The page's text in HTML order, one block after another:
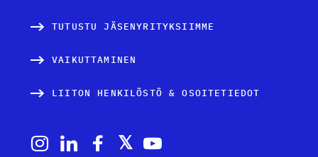
TUTUSTU JÄSENYRITYKSIIMME
VAIKUTTAMINEN
LIITON HENKILÖSTÖ & OSOITETIEDOT